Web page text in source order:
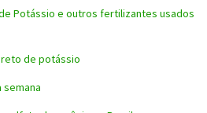
Potássio e outros fertilizantes usados
de potássio
semana